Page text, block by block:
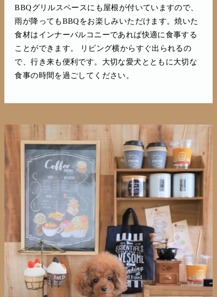
BBQグリルスペースにも屋根が付いていますので、
雨が降ってもBBQをお楽しみいただけます。焼いた
食材はインナーバルコニーであれば快適に食事する
ことができます。 リビング横からすぐ出られるの
で、行き来も便利です。大切な愛犬とともに大切な
食事の時間を過ごしてください。